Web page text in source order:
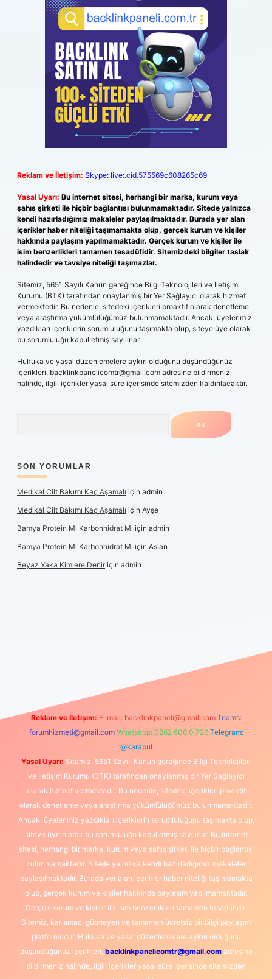
Reklam ve İletişim: Skype: live:.cid.575569c608265c69
Yasal Uyarı: Bu internet sitesi, herhangi bir marka, kurum veya
şahıs şirketi ile hiçbir bağlantısı bulunmamaktadır. Sitede yalnızca
kendi hazırladığımız makaleler paylaşılmaktadır. Burada yer alan
içerikler haber niteliği taşımamakta olup, gerçek kurum ve kişiler
hakkında paylaşım yapılmamaktadır. Gerçek kurum ve kişiler ile
isim benzerlikleri tamamen tesadüfidir. Sitemizdeki bilgiler taslak
halindedir ve tavsiye niteliği taşımazlar.
Sitemiz, 5651 Sayılı Kanun gereğince Bilgi Teknolojileri ve İletişim
Kurumu (BTK) tarafından onaylanmış bir Yer Sağlayıcı olarak hizmet
vermektedir. Bu nedenle, sitedeki içerikleri proaktif olarak denetleme
veya araştırma yükümlülüğümüz bulunmamaktadır. Ancak, üyelerimiz
yazdıkları içeriklerin sorumluluğunu taşımakta olup, siteye üye olarak
bu sorumluluğu kabul etmiş sayılırlar.
Hukuka ve yasal düzenlemelere aykırı olduğunu düşündüğünüz
içerikleri, backlinkpanelicomtr@gmail.com adresine bildirmeniz
halinde, ilgili içerikler yasal süre içerisinde sitemizden kaldırılacaktır.
SON YORUMLAR
Medikal Cilt Bakımı Kaç Aşamalı için admin
Medikal Cilt Bakımı Kaç Aşamalı için Ayşe
Bamya Protein Mi Karbonhidrat Mı için admin
Bamya Protein Mi Karbonhidrat Mı için Aslan
Beyaz Yaka Kimlere Deniriçin admin
Reklam ve İletişim: E-mail: backlinkpaneli@gmail.com Teams:
forumhizmeti@gmail.com Whatsapp: 0262 606 0 726 Telegram:
@karabul
Yasal Uyarı: Sitemiz, 5651 Sayılı Kanun gereğince Bilgi Teknolojileri
ve İletişim Kurumu (BTK) tarafından onaylanmış bir Yer Sağlayıcı
olarak hizmet vermektedir. Bu nedenle, sitedeki içerikleri proaktif
olarak denetleme veya araştırma yükümlülüğümüz bulunmamaktadır.
Ancak, üyelerimiz yazdıkları içeriklerin sorumluluğunu taşımakta olup,
siteye üye olarak bu sorumluluğu kabul etmiş sayılırlar. Bu internet
sitesi, herhangi bir marka, kurum veya şahıs şirketi ile hiçbir bağlantısı
bulunmamaktadır. Sitede yalnızca kendi hazırladığımız makaleler
paylaşılmaktadır. Burada yer alan içerikler haber niteliği taşımamakta
olup, gerçek kurum ve kişiler hakkında paylaşım yapılmamaktadır.
Gerçek kurum ve kişiler ile isim benzerlikleri tamamen tesadüfidir.
Sitemiz, kar amacı gütmeyen ve tamamen ücretsiz bir bilgi paylaşım
platformudur. Hukuka ve yasal düzenlemelere aykırı olduğunu
düşündüğünüz içerikleri, backlinkpanelicomtr@gmail.comadresine
bildirmeniz halinde, ilgili içerikler yasal süre içerisinde sitemizden